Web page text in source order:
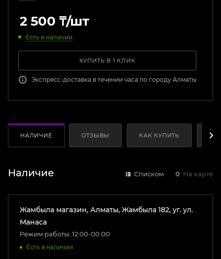
2 500 ₸/шт
Есть в наличии
КУПИТЬ В 1 КЛИК
Экспресс-доставка в течении часа по городу Алматы
НАЛИЧИЕ ОТЗЫВЫ КАК КУПИТЬ
Наличие Списком На карте
Жамбыла магазин, Алматы, Жамбыла 182, уг. ул.
Манаса
Режим работы: 12.00-00.00
Есть в наличии